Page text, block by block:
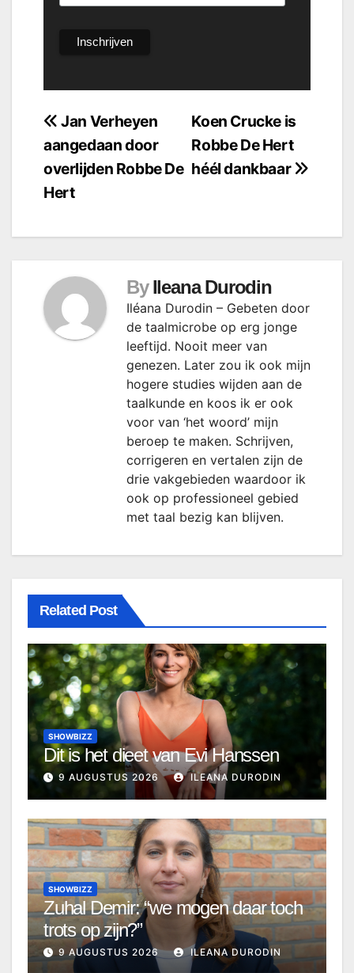
Bericht
navigatie
Koen Crucke is
Robbe De Hert
héél dankbaar
Jan Verheyen
aangedaan door
overlijden Robbe De
Hert
By Ileana Durodin
Iléana Durodin – Gebeten door
de taalmicrobe op erg jonge
leeftijd. Nooit meer van
genezen. Later zou ik ook mijn
hogere studies wijden aan de
taalkunde en koos ik er ook
voor van ‘het woord’ mijn
beroep te maken. Schrijven,
corrigeren en vertalen zijn de
drie vakgebieden waardoor ik
ook op professioneel gebied
met taal bezig kan blijven.
Related Post
SHOWBIZZ
Dit is het dieet van Evi Hanssen
9 AUGUSTUS 2026 ILEANA DURODIN
SHOWBIZZ
Zuhal Demir: “we mogen daar toch
trots op zijn?”
9 AUGUSTUS 2026 ILEANA DURODIN